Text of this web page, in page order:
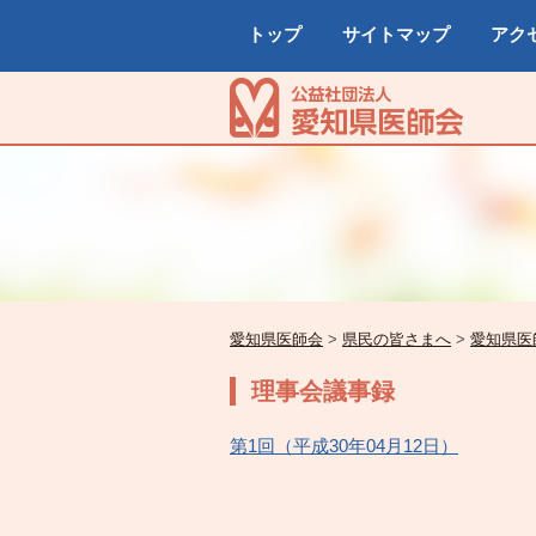
トップ サイトマップ アク
愛知県医師会 > 県民の皆さまへ > 愛知県
理事会議事録
第1回（平成30年04月12日）